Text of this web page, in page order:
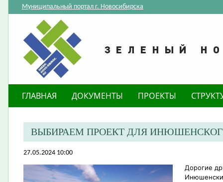
Муниципальный портал г. Новосибирска
ГЛАВНАЯ ДОКУМЕНТЫ ПРОЕКТЫ
ВЫБИРАЕМ ПРОЕКТ ДЛЯ
27.05.2024 10:00
Дорогие